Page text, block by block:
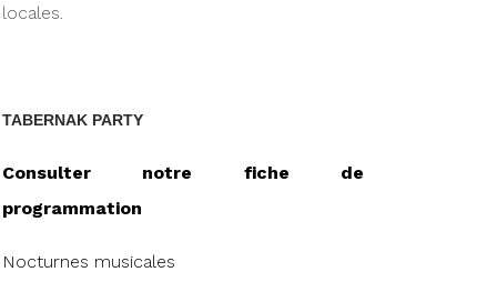
locales.
TABERNAK PARTY
Consulter notre fiche de
programmation
Nocturnes musicales